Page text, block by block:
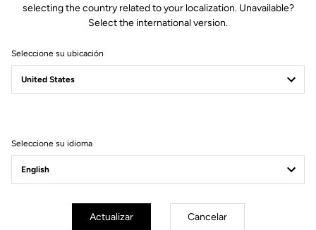
Power Pedals
selecting the country related to your localization. Unavailable?
Select the international version.
Seleccione su ubicación
Seleccione su idioma
Actualizar Cancelar